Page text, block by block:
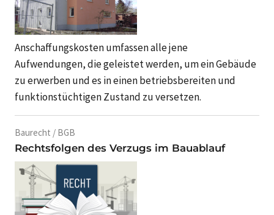
Anschaffungskosten umfassen alle jene
Aufwendungen, die geleistet werden, um ein Gebäude
zu erwerben und es in einen betriebsbereiten und
funktionstüchtigen Zustand zu versetzen.
Baurecht / BGB
Rechtsfolgen des Verzugs im Bauablauf